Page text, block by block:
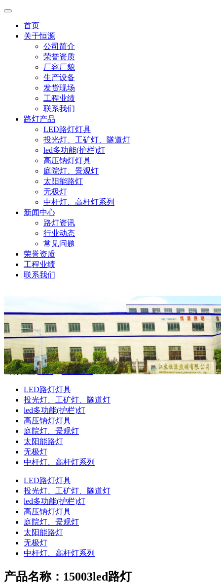
首页
关于恒源
公司简介
荣誉资质
厂容厂貌
生产设备
发货现场
工程业绩
联系我们
路灯产品
LED路灯灯具
投光灯、工矿灯、隧道灯
led多功能(护栏)灯
高压钠灯灯具
庭院灯、景观灯
太阳能路灯
无极灯
中杆灯、高杆灯系列
新闻中心
路灯资讯
行业动态
常见问题
荣誉资质
工程业绩
联系我们
当前位置:首页>产品中心
LED路灯灯具
投光灯、工矿灯、隧道灯
led多功能(护栏)灯
高压钠灯灯具
庭院灯、景观灯
太阳能路灯
无极灯
中杆灯、高杆灯系列
LED路灯灯具
投光灯、工矿灯、隧道灯
led多功能(护栏)灯
高压钠灯灯具
庭院灯、景观灯
太阳能路灯
无极灯
中杆灯、高杆灯系列
产品名称：15003led路灯